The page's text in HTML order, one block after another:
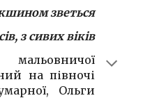
зветься
з сивих віків
на півночі
Ольги